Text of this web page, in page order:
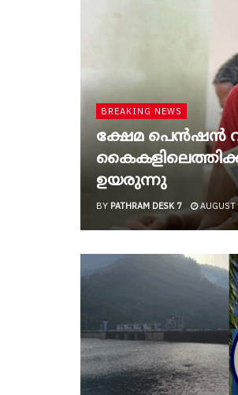
BREAKING NEWS
ക്ഷേമ പെൻഷൻ
ഉയരുന്നു
BY PATHRAM DESK 7